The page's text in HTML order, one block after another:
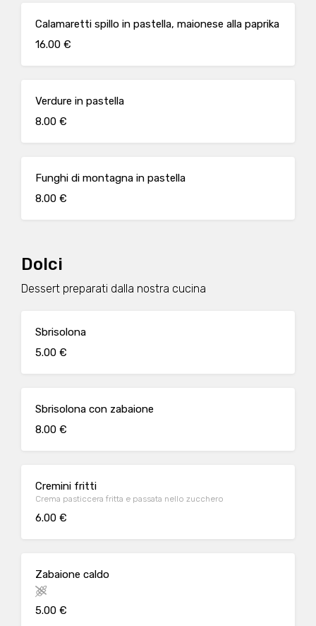
Calamaretti spillo in pastella, maionese alla paprika
16.00 €
Verdure in pastella
8.00 €
Funghi di montagna in pastella
8.00 €
Dolci
Dessert preparati dalla nostra cucina
Sbrisolona
5.00 €
Sbrisolona con zabaione
8.00 €
Cremini fritti
Crema pasticcera fritta e passata nello zucchero
6.00 €
Zabaione caldo
5.00 €